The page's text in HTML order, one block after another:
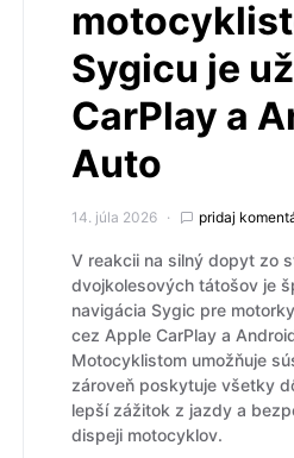
Sygicu je
CarPlay a
Auto
14. júla 2026 pridaj
V reakcii na silný dopyt zo
dvojkolesových tátošov je
navigácia Sygic pre
cez Apple CarPlay a
Motocyklistom umožňuje
zároveň poskytuje všetky
lepší zážitok z jazdy a
dispeji motocyklov.